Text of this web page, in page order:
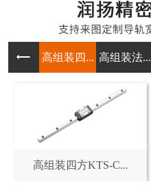
高组装四... 高组装法...
高组装四方KTS-C...